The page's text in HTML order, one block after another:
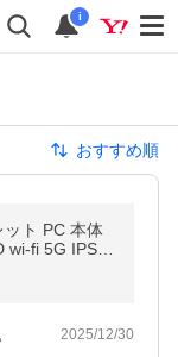
i
おすすめ順
ト PC 本体
fi 5G IPS液
ネット授業
2025/12/30